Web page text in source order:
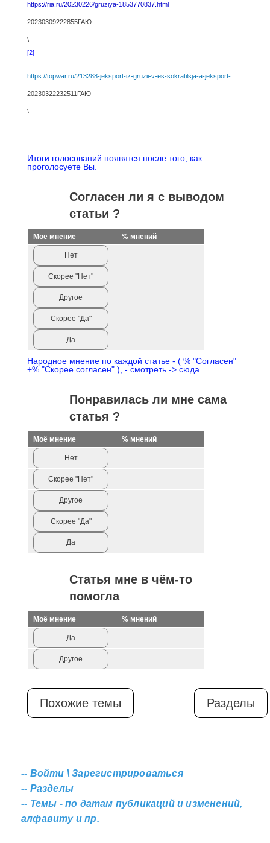
https://ria.ru/20230226/gruziya-1853770837.html
20230309222855ГАЮ
\
[2]
https://topwar.ru/213288-jeksport-iz-gruzii-v-es-sokratilsja-a-jeksport-...
20230322232511ГАЮ
\
Итоги голосований появятся после того, как
проголосуете Вы.
Согласен ли я с выводом
статьи ?
Моё мнение % мнений
Нет
Скорее "Нет"
Другое
Скорее "Да"
Да
Народное мнение по каждой статье - ( % "Согласен"
+% "Скорее согласен" ), - смотреть -> сюда
Понравилась ли мне сама
статья ?
Моё мнение % мнений
Нет
Скорее "Нет"
Другое
Скорее "Да"
Да
Статья мне в чём-то
помогла
Моё мнение % мнений
Да
Другое
Похожие темы Разделы
-- Войти \ Зарегистрироваться
-- Разделы
-- Темы - по датам публикаций и изменений,
алфавиту и пр.